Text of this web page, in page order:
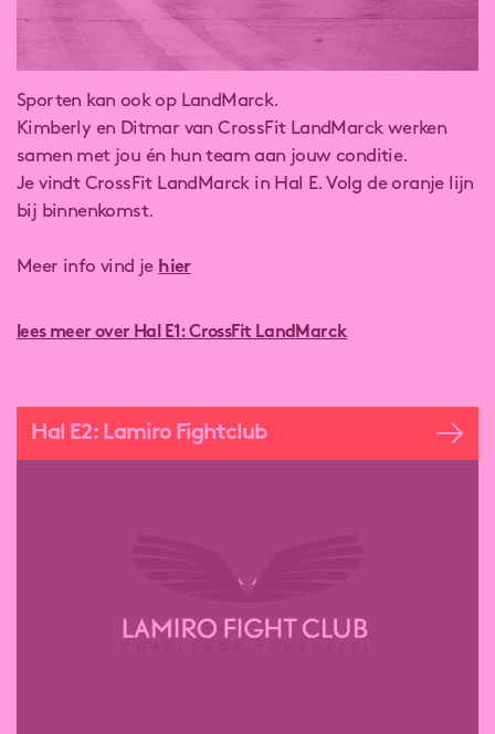
Sporten kan ook op LandMarck.
Kimberly en Ditmar van CrossFit LandMarck werken
samen met jou én hun team aan jouw conditie.
Je vindt CrossFit LandMarck in Hal E. Volg de oranje lijn
bij binnenkomst.
Meer info vind je hier
lees meer over Hal E1: CrossFit LandMarck
Hal E2: Lamiro Fightclub